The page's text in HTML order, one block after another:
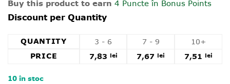
Buy this product to earn 4 Puncte în Bonus Points
Discount per Quantity
QUANTITY 3 - 6 7 - 9
10+
PRICE
7,83 lei 7,67 lei 7,51 lei
10 în stoc